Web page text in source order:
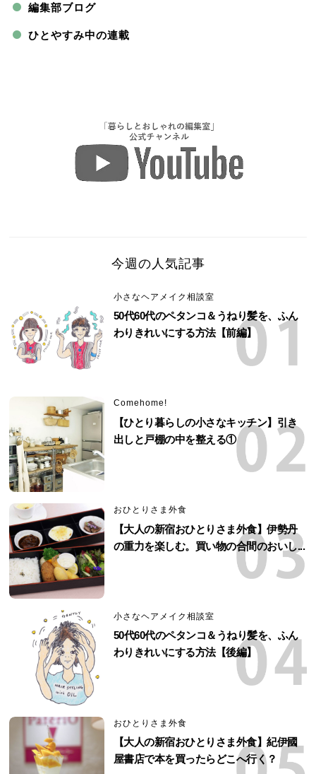
編集部ブログ
ひとやすみ中の連載
今週の人気記事
小さなヘアメイク相談室
50代60代のペタンコ＆うねり髪を、ふん
わりきれいにする方法【前編】
Comehome!
【ひとり暮らしの小さなキッチン】引き
出しと戸棚の中を整える①
おひとりさま外食
【大人の新宿おひとりさま外食】伊勢丹
の重力を楽しむ。買い物の合間のおいし...
小さなヘアメイク相談室
50代60代のペタンコ＆うねり髪を、ふん
わりきれいにする方法【後編】
おひとりさま外食
【大人の新宿おひとりさま外食】紀伊國
屋書店で本を買ったらどこへ行く？